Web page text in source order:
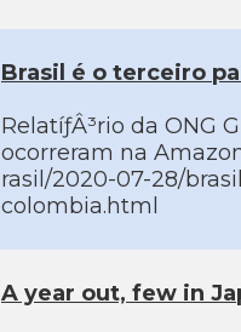
Brasil é o terceiro
RelatíƒÂ³rio da ONG
ocorreram na
rasil/2020-07-28/
colombia.html
A year out, few in